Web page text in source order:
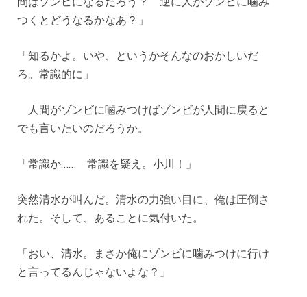
つくとどうなるかなあ？」
「知るかよ。いや、というかそんなのおかしいだ
ろ。常識的に」
人間がゾンビに噛みつけばゾンビが人間に戻ると
でも言いたいのだろうか。
「常識か…… 常識を疑え。小川！」
突然清水が叫んだ。清水の力強い目に、俺は圧倒さ
れた。そして、あることに気付いた。
「おい、清水。まさか俺にゾンビに噛みつけに行け
と言ってるんじゃないよな？」